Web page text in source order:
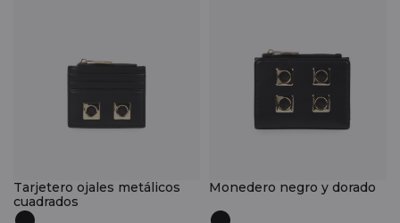
Tarjetero ojales metálicos
cuadrados
Monedero negro y dorado